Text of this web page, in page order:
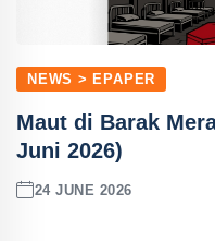
NEWS > EPAPER
Maut di Barak
Juni 2026)
24 JUNE 2026